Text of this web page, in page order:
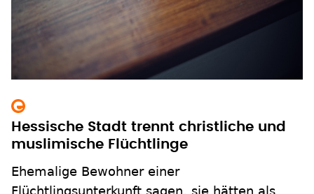
Hessische Stadt trennt christliche und
muslimische Flüchtlinge
Ehemalige Bewohner einer
Flüchtlingsunterkunft sagen, sie hätten als